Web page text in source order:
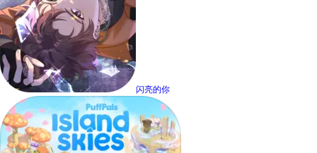
闪亮的你